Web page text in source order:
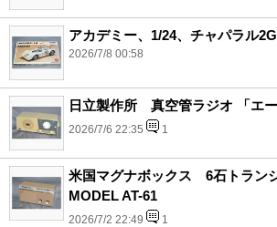
アカデミー、1/24、チャパラル2G
2026/7/8 00:58
日立製作所 真空管ラジオ 「エ
2026/7/6 22:35 1
米国マグナボックス 6石トラン
MODEL AT-61
2026/7/2 22:49 1